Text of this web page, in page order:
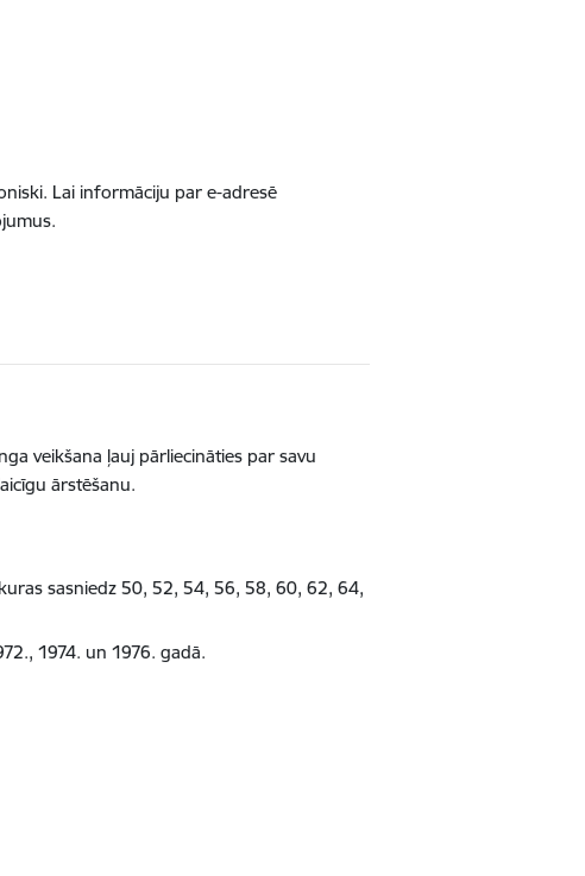
Lai informāciju par e-adresē
veikšana ļauj pārliecināties par savu
ārstēšanu.
sasniedz 50, 52, 54, 56, 58, 60, 62, 64,
1974. un 1976. gadā.